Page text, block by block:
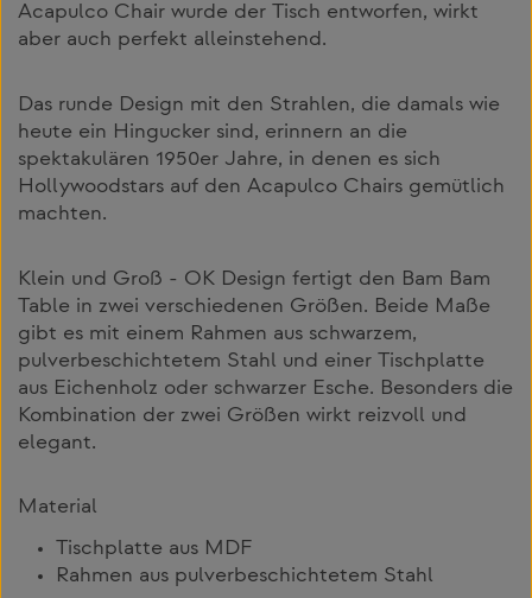
Acapulco Chair wurde der Tisch entworfen, wirkt
aber auch perfekt alleinstehend.
Das runde Design mit den Strahlen, die damals wie
heute ein Hingucker sind, erinnern an die
spektakulären 1950er Jahre, in denen es sich
Hollywoodstars auf den Acapulco Chairs gemütlich
machten.
Klein und Groß - OK Design fertigt den Bam Bam
Table in zwei verschiedenen Größen. Beide Maße
gibt es mit einem Rahmen aus schwarzem,
pulverbeschichtetem Stahl und einer Tischplatte
aus Eichenholz oder schwarzer Esche. Besonders die
Kombination der zwei Größen wirkt reizvoll und
elegant.
Material
Tischplatte aus MDF
Rahmen aus pulverbeschichtetem Stahl